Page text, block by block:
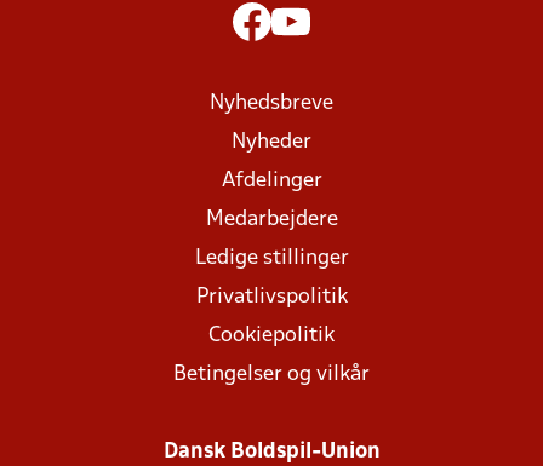
Nyhedsbreve
Nyheder
Afdelinger
Medarbejdere
Ledige stillinger
Privatlivspolitik
Cookiepolitik
Betingelser og vilkår
Dansk Boldspil-Union